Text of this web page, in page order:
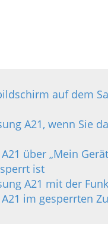
auf dem
A21, wenn Sie
über „Mein
ist
A21 mit der
im gesperrten